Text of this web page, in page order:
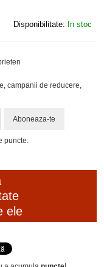
Disponibilitate: In stoc
campanii de reducere,
Aboneaza-te
puncte.
ele